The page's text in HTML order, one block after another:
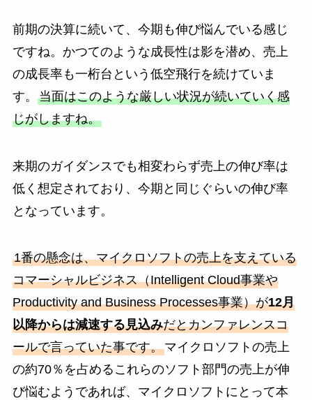
前期の決算に続いて、今期も伸び悩んでいる感じ
ですね。かつてのような成長性は影を潜め、売上
の成長率も一桁台という低空飛行を続けていま
す。 当面はこのような厳しい状況が続いていく感
じがしますね。
来期のガイダンスでも相変わらず売上の伸び率は
低く想定されており、今期と同じぐらいの伸び率
となっています。
1番の懸念は、マイクロソフトの売上を支えている
コマーシャルビジネス（Intelligent Cloud事業や
Productivity and Business Processes事業）が12月
以降からは減速する見込みだとカンファレンスコ
ールで言っていた事です。マイクロソフトの売上
の約70％を占めるこれらのソフト部門の売上が伸
び悩むようであれば、マイクロソフトにとって本